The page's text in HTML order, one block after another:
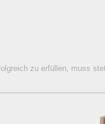
zu erfüllen, muss